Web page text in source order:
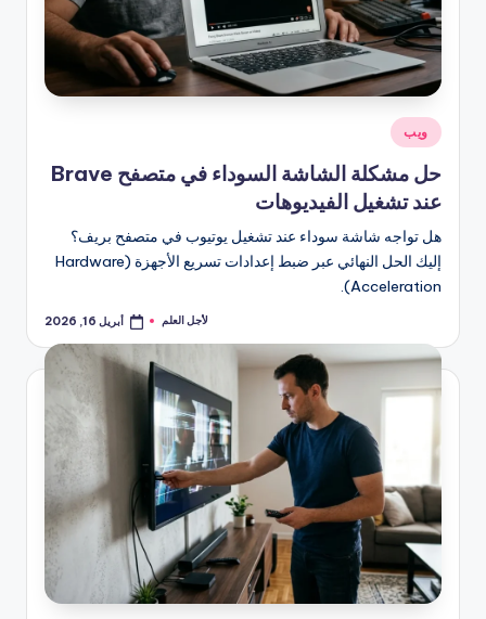
نُشر
في
ويب
حل مشكلة الشاشة السوداء في متصفح Brave
عند تشغيل الفيديوهات
هل تواجه شاشة سوداء عند تشغيل يوتيوب في متصفح بريف؟
إليك الحل النهائي عبر ضبط إعدادات تسريع الأجهزة (Hardware
Acceleration).
تمّ
لأجل العلم أبريل 16, 2026